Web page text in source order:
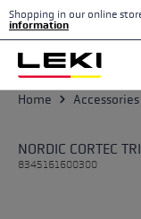
Skip to main content
Shopping in our online
information
Home Accessories
NORDIC CORTEC
8345161600300